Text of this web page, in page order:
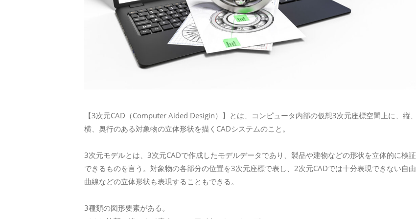
【3次元CAD（Computer Aided Desigin）】とは、コンピュータ内部の仮想3次元座標空間上に、縦、
横、奥行のある対象物の立体形状を描くCADシステムのこと。
3次元モデルとは、3次元CADで作成したモデルデータであり、製品や建物などの形状を立体的に検証
できるものを言う。対象物の各部分の位置を3次元座標で表し、2次元CADでは十分表現できない自由
曲線などの立体形状も表現することもできる。
3種類の図形要素がある。